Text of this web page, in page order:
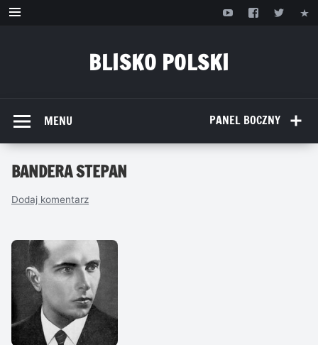
Przejdź
BLISKO POLSKI
PANEL BOCZNY
MENU
BANDERA STEPAN
Dodaj komentarz